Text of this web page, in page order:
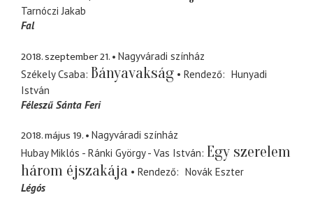
Tarnóczi Jakab
Fal
2018. szeptember 21.
Nagyváradi színház
Székely Csaba Bányavakság Rendező
Hunyadi
István
Féleszű Sánta Feri
2018. május 19.
Nagyváradi színház
Hubay Miklós - Ránki György - Vas István Egy szerelem
három éjszakája
Rendező
Novák Eszter
Légós